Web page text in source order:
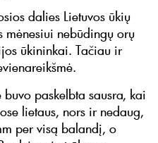
dalies Lietuvos ūkių
mėnesiui nebūdingų orų
ūkininkai. Tačiau ir
paskelbta sausra, kai
lietaus, nors ir nedaug,
per visą balandį, o